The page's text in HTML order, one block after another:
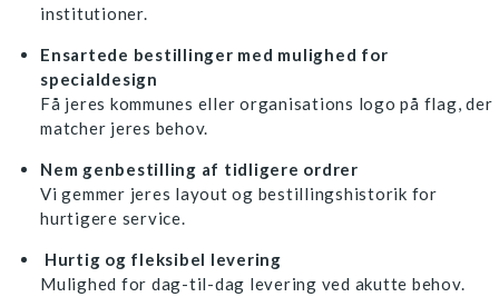
institutioner.
Ensartede bestillinger med mulighed for
specialdesign
Få jeres kommunes eller organisations logo på flag, der
matcher jeres behov.
Nem genbestilling af tidligere ordrer
Vi gemmer jeres layout og bestillingshistorik for
hurtigere service.
Hurtig og fleksibel levering
Mulighed for dag-til-dag levering ved akutte behov.